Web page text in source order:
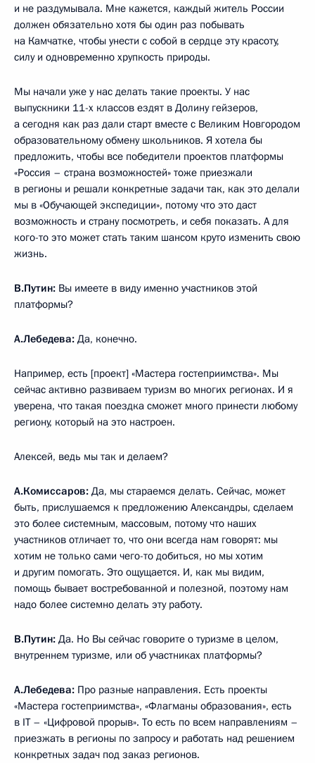
и не раздумывала. Мне кажется, каждый житель России
должен обязательно хотя бы один раз побывать
на Камчатке, чтобы унести с собой в сердце эту красоту,
силу и одновременно хрупкость природы.
Мы начали уже у нас делать такие проекты. У нас
выпускники 11-х классов ездят в Долину гейзеров,
а сегодня как раз дали старт вместе с Великим Новгородом
образовательному обмену школьников. Я хотела бы
предложить, чтобы все победители проектов платформы
«Россия – страна возможностей» тоже приезжали
в регионы и решали конкретные задачи так, как это делали
мы в «Обучающей экспедиции», потому что это даст
возможность и страну посмотреть, и себя показать. А для
кого-то это может стать таким шансом круто изменить свою
жизнь.
В.Путин: Вы имеете в виду именно участников этой
платформы?
А.Лебедева: Да, конечно.
Например, есть [проект] «Мастера гостеприимства». Мы
сейчас активно развиваем туризм во многих регионах. И я
уверена, что такая поездка сможет много принести любому
региону, который на это настроен.
Алексей, ведь мы так и делаем?
А.Комиссаров: Да, мы стараемся делать. Сейчас, может
быть, прислушаемся к предложению Александры, сделаем
это более системным, массовым, потому что наших
участников отличает то, что они всегда нам говорят: мы
хотим не только сами чего-то добиться, но мы хотим
и другим помогать. Это ощущается. И, как мы видим,
помощь бывает востребованной и полезной, поэтому нам
надо более системно делать эту работу.
В.Путин: Да. Но Вы сейчас говорите о туризме в целом,
внутреннем туризме, или об участниках платформы?
А.Лебедева: Про разные направления. Есть проекты
«Мастера гостеприимства», «Флагманы образования», есть
в IT – «Цифровой прорыв». То есть по всем направлениям –
приезжать в регионы по запросу и работать над решением
конкретных задач под заказ регионов.